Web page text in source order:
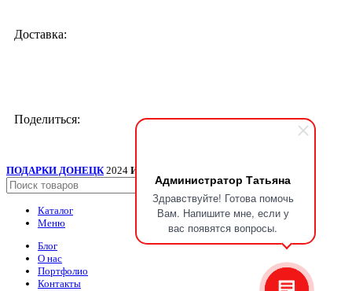
Администратор Татьяна
Здравствуйте! Готова помочь
Вам. Напишите мне, если у
вас появятся вопросы.
Доставка:
Поделиться:
ПОДАРКИ ДОНЕЦК 2024 ИП Мудрик А.В. ИНН ОГРН
Поиск
Каталог
Меню
Блог
О нас
Портфолио
Контакты